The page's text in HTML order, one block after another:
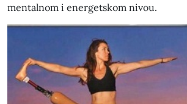
mentalnom i energetskom nivou.